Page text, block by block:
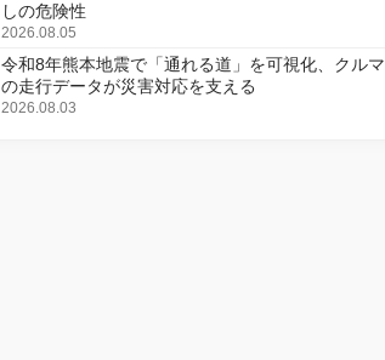
しの危険性
2026.08.05
令和8年熊本地震で「通れる道」を可視化、クルマ
の走行データが災害対応を支える
2026.08.03